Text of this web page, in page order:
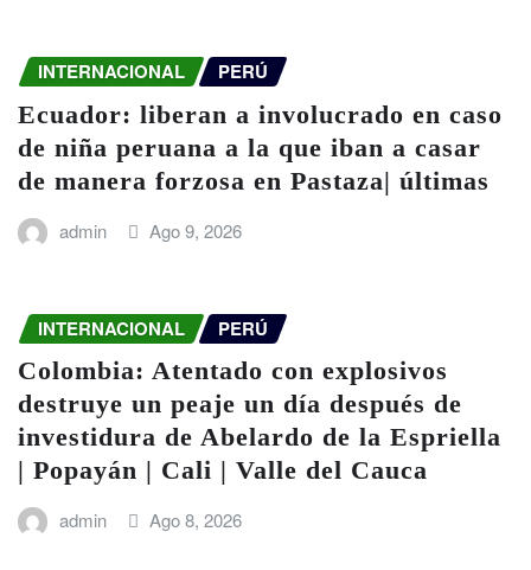
INTERNACIONAL PERÚ
Ecuador: liberan a involucrado en caso
de niña peruana a la que iban a casar
de manera forzosa en Pastaza| últimas
admin Ago 9, 2026
INTERNACIONAL PERÚ
Colombia: Atentado con explosivos
destruye un peaje un día después de
investidura de Abelardo de la Espriella
| Popayán | Cali | Valle del Cauca
admin Ago 8, 2026